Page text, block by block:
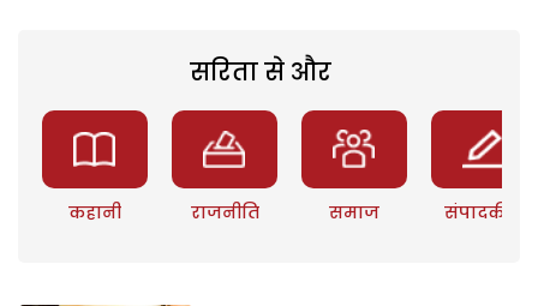
सरिता से और
कहानी राजनीति समाज संपादकीय